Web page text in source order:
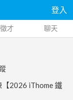
登入
徵才 聊天
2026 iThome 鐵